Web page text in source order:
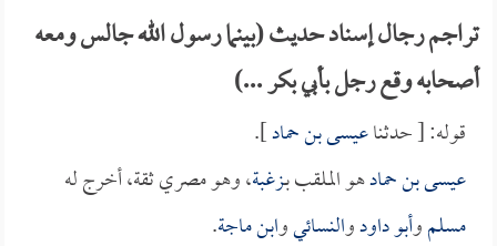
تراجم رجال إسناد حديث (بينما رسول الله جالس ومعه
أصحابه وقع رجل بأبي بكر ...)
قوله: [ حدثناعيسى بن حماد].
عيسى بن حمادهو الملقب بـزغبة، وهو مصري ثقة، أخرج له
مسلموأبو داودوالنسائيوابن ماجة.